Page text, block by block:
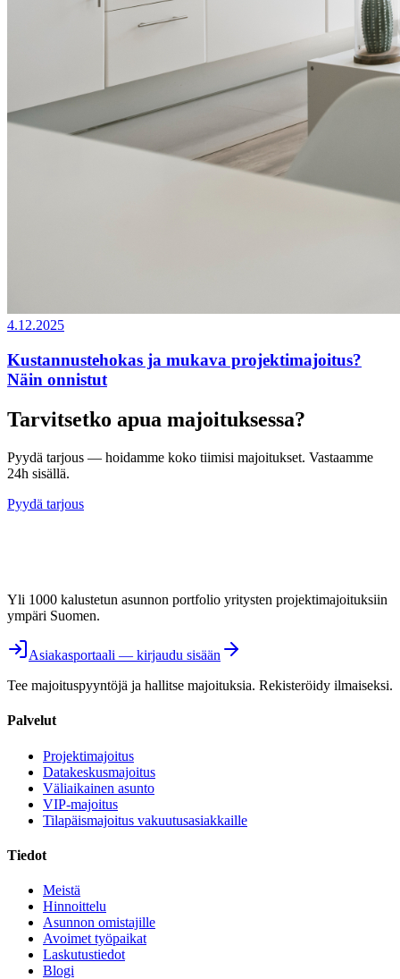
4.12.2025
Kustannustehokas ja mukava projektimajoitus?
Näin onnistut
Tarvitsetko apua majoituksessa?
Pyydä tarjous — hoidamme koko tiimisi majoitukset. Vastaamme
24h sisällä.
Pyydä tarjous
Yli 1000 kalustetun asunnon portfolio yritysten projektimajoituksiin
ympäri Suomen.
Asiakasportaali — kirjaudu sisään
Tee majoituspyyntöjä ja hallitse majoituksia. Rekisteröidy ilmaiseksi.
Palvelut
Projektimajoitus
Datakeskusmajoitus
Väliaikainen asunto
VIP-majoitus
Tilapäismajoitus vakuutusasiakkaille
Tiedot
Meistä
Hinnoittelu
Asunnon omistajille
Avoimet työpaikat
Laskutustiedot
Blogi